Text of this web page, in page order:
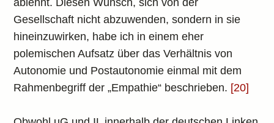
ablehnt. Diesen Wunsch, sich von der
Gesellschaft nicht abzuwenden, sondern in sie
hineinzuwirken, habe ich in einem eher
polemischen Aufsatz über das Verhältnis von
Autonomie und Postautonomie einmal mit dem
Rahmenbegriff der „Empathie“ beschrieben. [20]